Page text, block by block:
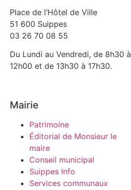
Place de l’Hôtel de Ville
51 600 Suippes
03 26 70 08 55
Du Lundi au Vendredi, de 8h30 à
12h00 et de 13h30 à 17h30.
Mairie
Patrimoine
Éditorial de Monsieur le
maire
Conseil municipal
Suippes Info
Services communaux